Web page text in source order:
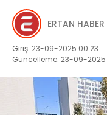
ERTAN HABER
Giriş: 23-09-2025 00:23
Güncelleme: 23-09-2025